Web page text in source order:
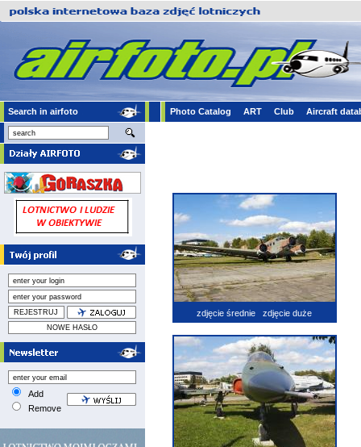
Search in airfoto Photo Catalog ART Club Aircraft
Add
Remove
zdjęcie średnie zdjęcie duże